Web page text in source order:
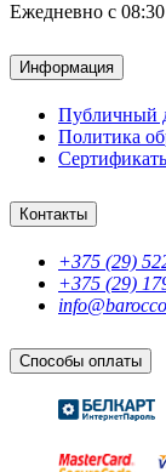
Ежедневно с
Информация
Публичный
Политика
Контакты
+375 (29)
+375 (29)
Способы оплаты